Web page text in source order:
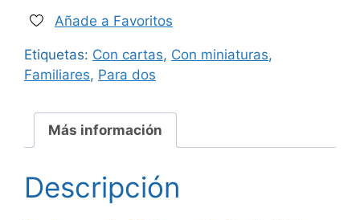
Siglo Añade a Favoritos
Etiquetas: Con cartas, Con miniaturas,
Familiares, Para dos
Más información
Descripción